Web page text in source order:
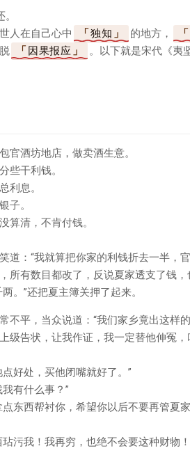
人在自己心中
独知 的地方，
因果报应
。以下就是宋代《夷
官酒坊地店，做卖酒生意。
些干利钱。
利息。
子。
算清，不肯付钱。
：“我就算把你家的利钱折去一半，
有数目都改了，反说夏家透支了钱，
。”还把夏主簿关押了起来。
不平，当众说道：“我们家乡竟出这样
级告状，让我作证，我一定替他伸冤
好处，买他闭嘴就好了。”
有什么事？”
东西帮衬你，希望你以后不要再管夏
污我！我再穷，也绝不会要这种财物